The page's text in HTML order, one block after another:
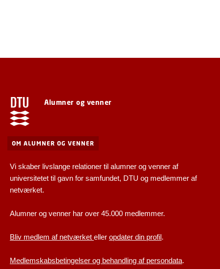
Alumner og venner
OM ALUMNER OG VENNER
Vi skaber livslange relationer til alumner og venner af
universitetet til gavn for samfundet, DTU og medlemmer af
netværket.
Alumner og venner har over 45.000 medlemmer.
Bliv medlem af netværket eller opdater din profil.
Medlemskabsbetingelser og behandling af persondata.